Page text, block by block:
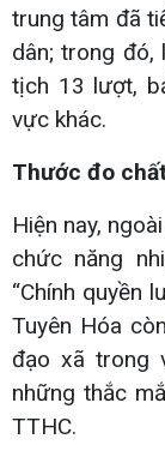
trung tâm đã
dân; trong
tịch 13 lượt,
vực khác.
Thước đo
Hiện nay,
chức năng
“Chính quyền
Tuyên Hóa
đạo xã trong
những thắc
TTHC.